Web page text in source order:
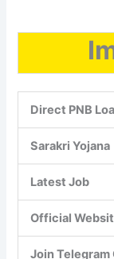
Direct PNB
Sarakri Yojana
Latest Job
Official
Join Telegram